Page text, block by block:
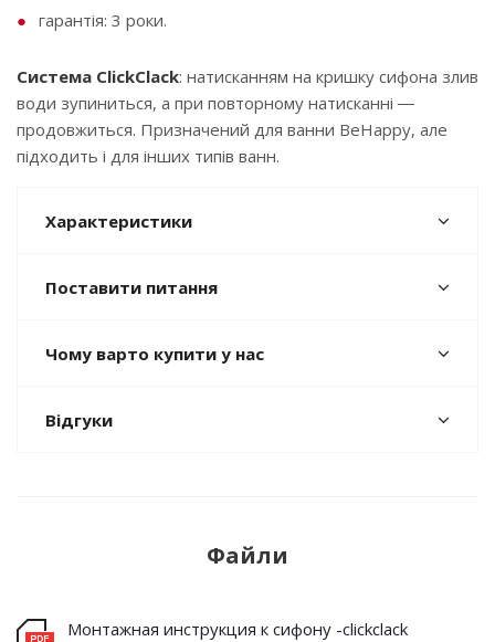
гарантія: 3 роки.
Система ClickClack: натисканням на кришку сифона злив
води зупиниться, а при повторному натисканні ―
продовжиться. Призначений для ванни BeHappy, але
підходить і для інших типів ванн.
Характеристики
Поставити питання
Чому варто купити у нас
Відгуки
Файли
Монтажная инструкция к сифону -clickclack